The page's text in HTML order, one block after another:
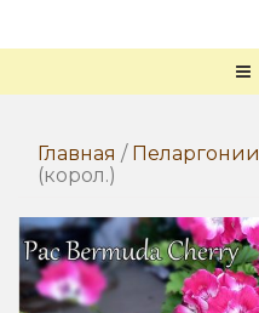
Главная / Пеларгонии
(корол.)